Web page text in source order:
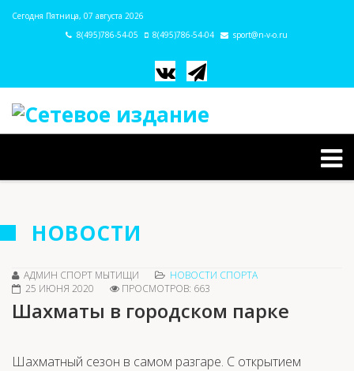
Сегодня Пятница, 07 августа 2026
8(495)786-54-05
8(495)786-54-04 sport@n-v-o.ru
НОВОСТИ
АДМИН СПОРТ МЫТИЩИ
НОВОСТИ СПОРТА
25 ИЮНЯ 2020
ПРОСМОТРОВ: 663
Шахматы в городском парке
Шахматный сезон в самом разгаре. С открытием